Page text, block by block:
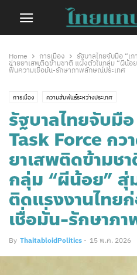
Home การเมือง
รัฐบาลไทยจับมือ “เ
ข่ายยาเสพติดข้ามชาติ แฝงตัวในกลุ่ม “ผีน้อ
ฟื้นความเชื่อมั่น-รักษาภาพลักษณ์ประเทศ
การเมือง ความสัมพันธ์ระหว่างประเทศ
รัฐบาลไทยจับมื
Task Force กว
ยาเสพติดข้ามช
กลุ่ม “ผีน้อย” สุ่
ติดแรงงานไทย
เชื่อมั่น-รักษาภ
By ThaitabloidPolitics - 15 พ.ค. 2026